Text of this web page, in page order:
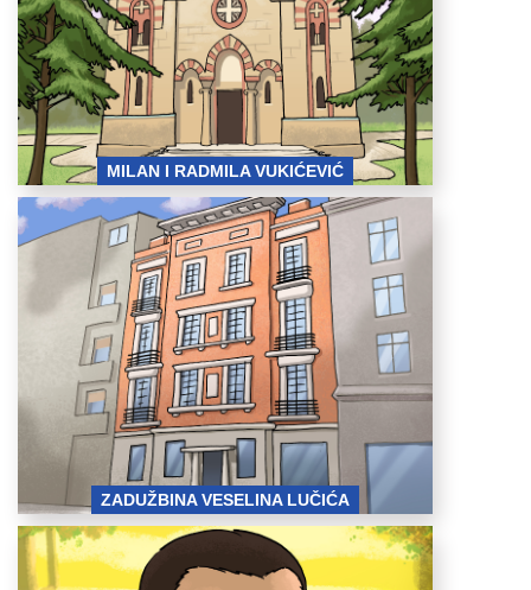
MILAN I RADMILA VUKIĆEVIĆ
veselina
ZADUŽBINA VESELINA LUČIĆA
celovic